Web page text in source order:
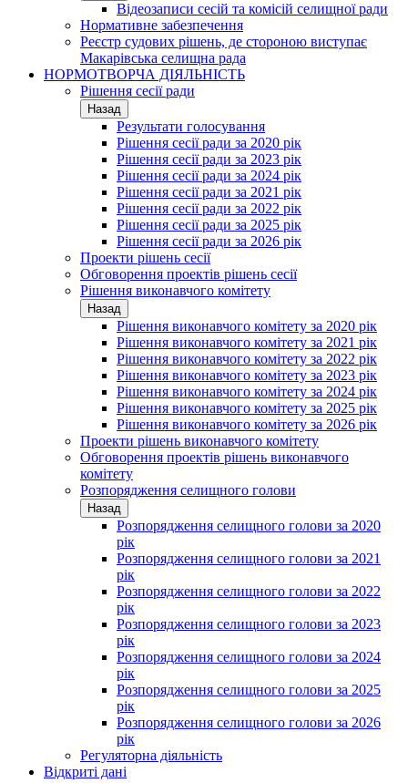
Відеозаписи сесій та комісій селищної ради
Нормативне забезпечення
Реєстр судових рішень, де стороною виступає
Макарівська селищна рада
НОРМОТВОРЧА ДІЯЛЬНІСТЬ
Рішення сесії ради
Назад
Результати голосування
Рішення сесії ради за 2020 рік
Рішення сесії ради за 2023 рік
Рішення сесії ради за 2024 рік
Рішення сесії ради за 2021 рік
Рішення сесії ради за 2022 рік
Рішення сесії ради за 2025 рік
Рішення сесії ради за 2026 рік
Проекти рішень сесії
Обговорення проектів рішень сесії
Рішення виконавчого комітету
Назад
Рішення виконавчого комітету за 2020 рік
Рішення виконавчого комітету за 2021 рік
Рішення виконавчого комітету за 2022 рік
Рішення виконавчого комітету за 2023 рік
Рішення виконавчого комітету за 2024 рік
Рішення виконавчого комітету за 2025 рік
Рішення виконавчого комітету за 2026 рік
Проекти рішень виконавчого комітету
Обговорення проектів рішень виконавчого
комітету
Розпорядження селищного голови
Назад
Розпорядження селищного голови за 2020
рік
Розпорядження селищного голови за 2021
рік
Розпорядження селищного голови за 2022
рік
Розпорядження селищного голови за 2023
рік
Розпорядження селищного голови за 2024
рік
Розпорядження селищного голови за 2025
рік
Розпорядження селищного голови за 2026
рік
Регуляторна діяльність
Відкриті дані